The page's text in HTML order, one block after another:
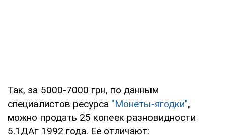
Так, за 5000-7000 грн, по данным
специалистов ресурса "Монеты-ягодки",
можно продать 25 копеек разновидности
5.1ДАг 1992 года. Ее отличают: